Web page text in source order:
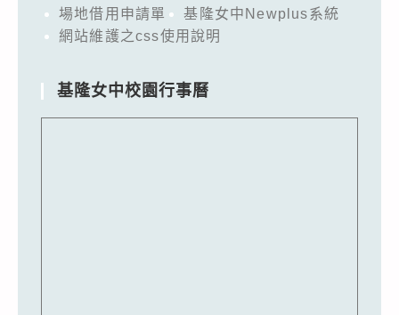
場地借用申請單
基隆女中Newplus系統
網站維護之css使用說明
基隆女中校園行事曆